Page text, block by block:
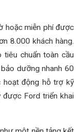
hoặc miễn phí được
8.000 khách hàng.
tiêu chuẩn toàn cầu
dưỡng nhanh 60
hoạt động hỗ trợ kỹ
được Ford triển khai